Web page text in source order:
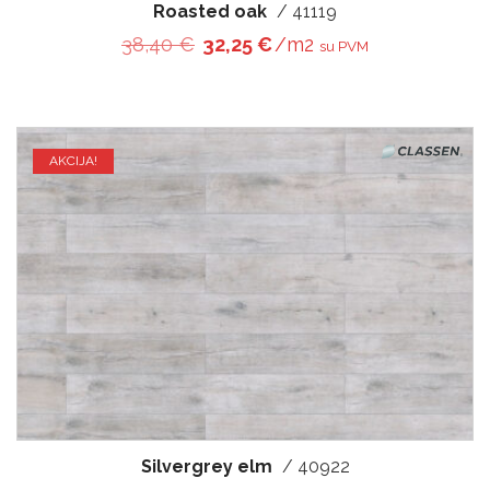
Roasted oak / 41119
38,40€ Original price was: 38,40 €.
32,25€Current price is: 32,25
/m2 su PVM
AKCIJA!
Silvergrey elm / 40922